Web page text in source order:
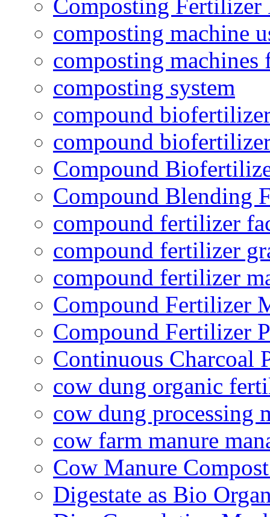
Composting
composting machine
composting
composting system
compound
compound
Compound
Compound Blending
compound fertilizer
compound fertilizer
compound fertilizer
Compound Fertilizer
Compound Fertilizer
Continuous Charcoal
cow dung organic
cow dung processing
cow farm manure
Cow Manure
Digestate as Bio